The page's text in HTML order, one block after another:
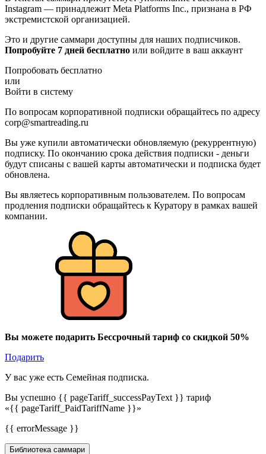
Instagram — принадлежит Meta Platforms Inc., признана в РФ
экстремистской организацией.
Это и другие саммари доступны для наших подписчиков.
Попробуйте 7 дней бесплатно или войдите в ваш аккаунт
Попробовать бесплатно
или
Войти в систему
По вопросам корпоративной подписки обращайтесь по адресу
corp@smartreading.ru
Вы уже купили автоматически обновляемую (рекуррентную)
подписку. По окончанию срока действия подписки - деньги
будут списаны с вашей карты автоматически и подписка будет
обновлена.
Вы являетесь корпоративным пользователем. По вопросам
продления подписки обращайтесь к Куратору в рамках вашей
компании.
Вы можете подарить Бессрочный тариф со скидкой 50%
Подарить
У вас уже есть Семейная подписка.
Вы успешно {{ pageTariff_successPayText }} тариф
«{{ pageTariff_PaidTariffName }}»
{{ errorMessage }}
Библиотека саммари